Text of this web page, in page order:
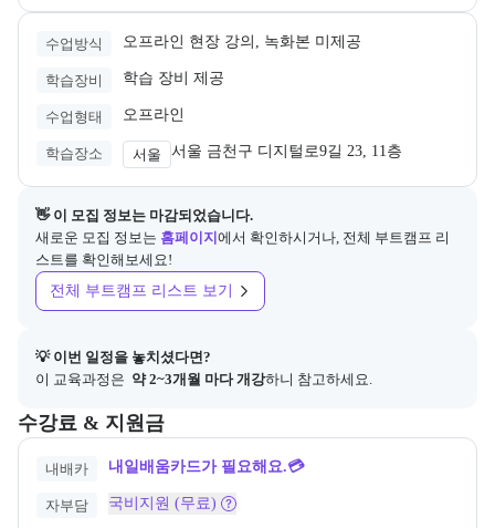
수업방식 오프라인 현장 강의, 녹화본 미제공
학습장비 학습 장비 제공
수업형태 오프라인
학습장소 서울 서울 금천구 디지털로9길 23, 11층
👋 이 모집 정보는 마감되었습니다.
새로운 모집 정보는 홈페이지 에서 확인하시거나, 전체 부트캠프 리
스트를 확인해보세요!
전체 부트캠프 리스트 보기
💡 이번 일정을 놓치셨다면?
이 교육과정은 약 2~3개월 마다 개강하니 참고하세요.
수강료 & 지원금
교육과정의 비용 및 결제 관련 정보를 안내한다. 필요 시 정부지원 과
내배카 내일배움카드가 필요해요.💳
자부담 국비지원 (무료)